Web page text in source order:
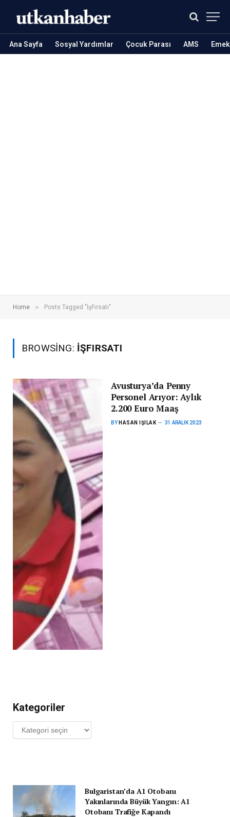
Ana Sayfa Sosyal Yardımlar Çocuk Parası AMS
Home » Posts Tagged "İşFırsatı"
BROWSING: İŞFIRSATI
Avusturya’da Penny
Personel Arıyor: Aylık
2.200 Euro Maaş
BY HASAN IŞILAK 31 ARALIK 2023
Kategoriler
Kategoriler
Bulgaristan’da A1 Otobanı
Yakınlarında Büyük Yangın: A1
Otobanı Trafiğe Kapandı